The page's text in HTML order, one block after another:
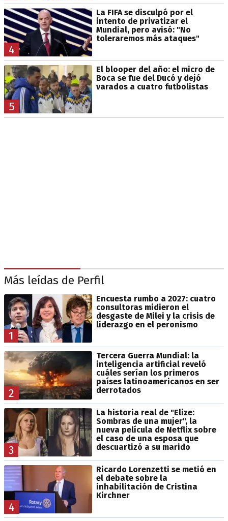
4
La FIFA se disculpó por el
intento de privatizar el
Mundial, pero avisó: "No
toleraremos más ataques"
5
El blooper del año: el micro de
Boca se fue del Ducó y dejó
varados a cuatro futbolistas
Más leídas de Perfil
1
Encuesta rumbo a 2027: cuatro
consultoras midieron el
desgaste de Milei y la crisis de
liderazgo en el peronismo
2
Tercera Guerra Mundial: la
inteligencia artificial reveló
cuáles serían los primeros
países latinoamericanos en ser
derrotados
3
La historia real de "Elize:
Sombras de una mujer", la
nueva película de Netflix sobre
el caso de una esposa que
descuartizó a su marido
4
Ricardo Lorenzetti se metió en
el debate sobre la
inhabilitación de Cristina
Kirchner